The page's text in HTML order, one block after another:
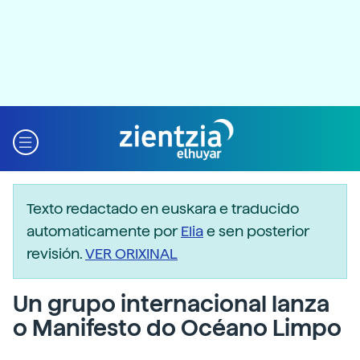
Texto redactado en euskara e traducido
automaticamente porEliae sen posterior
revisión.VER ORIXINAL
Un grupo internacional lanza
o Manifesto do Océano Limpo